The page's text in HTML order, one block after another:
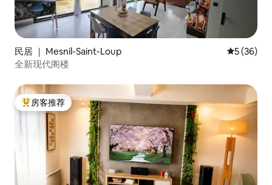
民居 ｜ Mesnil-Saint-Loup 平均评分
5 (36)
全新现代阁楼
热门「房客推荐」
房客推荐